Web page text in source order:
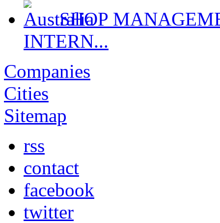
SHOP
INTERN...
Companies
Cities
Sitemap
rss
contact
facebook
twitter